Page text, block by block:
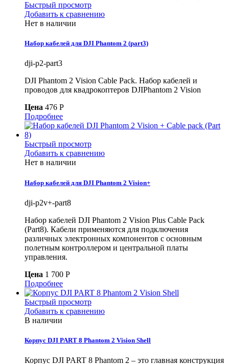
Быстрый просмотр
Добавить к сравнению
Нет в наличии
Набор кабелей для DJI Phantom 2 (part3)
dji-p2-part3
DJI Phantom 2 Vision Cable Pack. Набор кабелей и
проводов для квадрокоптеров DJIPhantom 2 Vision
Цена 476 P
Подробнее
Быстрый просмотр
Добавить к сравнению
Нет в наличии
Набор кабелей для DJI Phantom 2 Vision+
dji-p2v+-part8
Набор кабелей DJI Phantom 2 Vision Plus Cable Pack
(Part8). Кабели применяются для подключения
различных электронных компонентов с основным
полетным контроллером и центральной платы
управления.
Цена 1 700 P
Подробнее
Быстрый просмотр
Добавить к сравнению
В наличии
Корпус DJI PART 8 Phantom 2 Vision Shell
Корпус DJI PART 8 Phantom 2 – это главная конструкция